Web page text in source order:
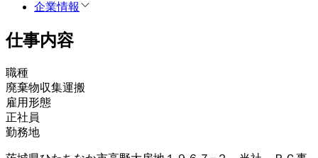
企業情報
仕事内容
職種
廃棄物収集運搬
雇用形態
正社員
勤務地